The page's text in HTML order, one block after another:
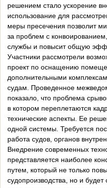
решением стало ускорение
использование для
меры пресечения позволит
за проблем с
службы и повысит общую
Участники рассмотрели
проект по оснащению
дополнительными
судам. Проведенное
показало, что проблема
в котором переплетаются
технические аспекты. Ее
одной системы. Требуется
работа судов, органов
Внедрение современных
представляется наиболее
путем, который не только
судопроизводства, но и